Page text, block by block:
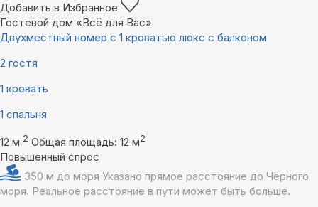
Добавить в Избранное
Гостевой дом «Всё для Вас»
Двухместный номер с 1 кроватью люкс с балконом
2 гостя
1 кровать
1 спальня
12 м 2 Общая площадь: 12 м2
Повышенный спрос
350 м до моря Указано прямое расстояние до Чёрного
моря. Реальное расстояние в пути может быть больше.